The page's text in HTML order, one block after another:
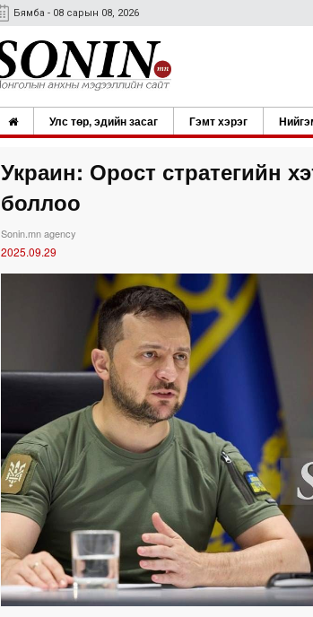
Бямба - 08 сарын 08, 2026
Улс төр, эдийн засаг Гэмт хэрэг
Украин: Орост стратегийн
боллоо
Sonin.mn agency
2025.09.29